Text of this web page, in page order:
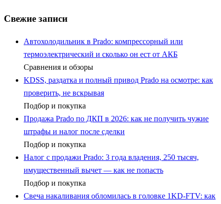
Свежие записи
Автохолодильник в Prado: компрессорный или
термоэлектрический и сколько он ест от АКБ
Сравнения и обзоры
KDSS, раздатка и полный привод Prado на осмотре: как
проверить, не вскрывая
Подбор и покупка
Продажа Prado по ДКП в 2026: как не получить чужие
штрафы и налог после сделки
Подбор и покупка
Налог с продажи Prado: 3 года владения, 250 тысяч,
имущественный вычет — как не попасть
Подбор и покупка
Свеча накаливания обломилась в головке 1KD-FTV: как